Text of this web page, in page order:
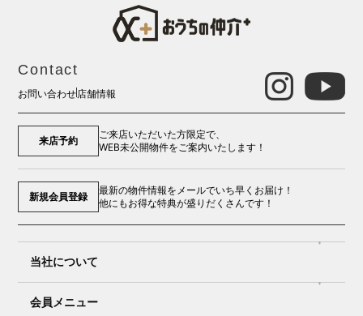
Contact
お問い合わせ 店舗情報
来店予約
ご来店いただいた方限定で、
WEB未公開物件をご案内いたします！
新規会員登録
最新の物件情報をメールでいち早くお届け！
他にもお得な特典が盛りだくさんです！
当社について
会員メニュー